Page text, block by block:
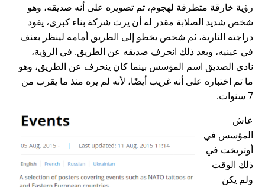
رؤية خارقة متطرفة لهجوم، تم تصويره على أنه صديقه، وهو
شخص شديد الصلابة مقدر له أن يرث شركة بناء كبرى، يقود
دراجته النارية، ثم شخص يخطو إلى الطريق أمامه لينظر بعنف
في عينيه، وبعد ذلك انحرف صديقه عن الطريق. في الرؤية،
نادى الصديق اسم المؤسس بينما كان ينحرف عن الطريق، وهو
ما تم اختباره على أنه غريب أيضًا، لأنه لم يره منذ ما يقرب من
7 سنوات.
عاش
المؤسس في
أوتريخت في
ذلك الوقت
ولم يكن